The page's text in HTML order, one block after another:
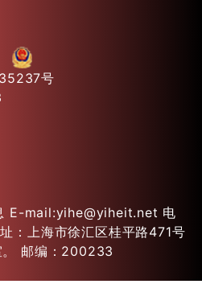
号
E-mail:yihe@yiheit.net 电
：上海市徐汇区桂平路471号
。 邮编：200233